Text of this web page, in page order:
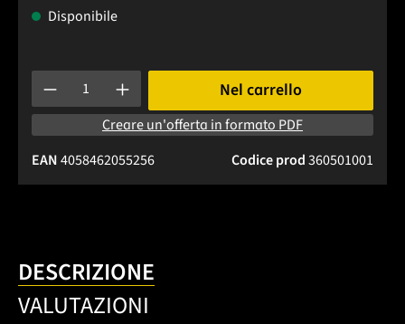
Disponibile
Quantità del prodotto: inserisci la quantità desiderata o
Nel carrello
Creare un'offerta in formato PDF
Codice prod360501001
EAN4058462055256
DESCRIZIONE
VALUTAZIONI